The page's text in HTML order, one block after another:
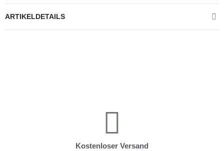
ARTIKELDETAILS
Kostenloser Versand